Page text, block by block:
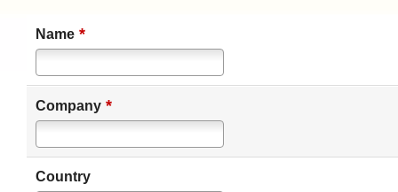
Name *
Company *
Country